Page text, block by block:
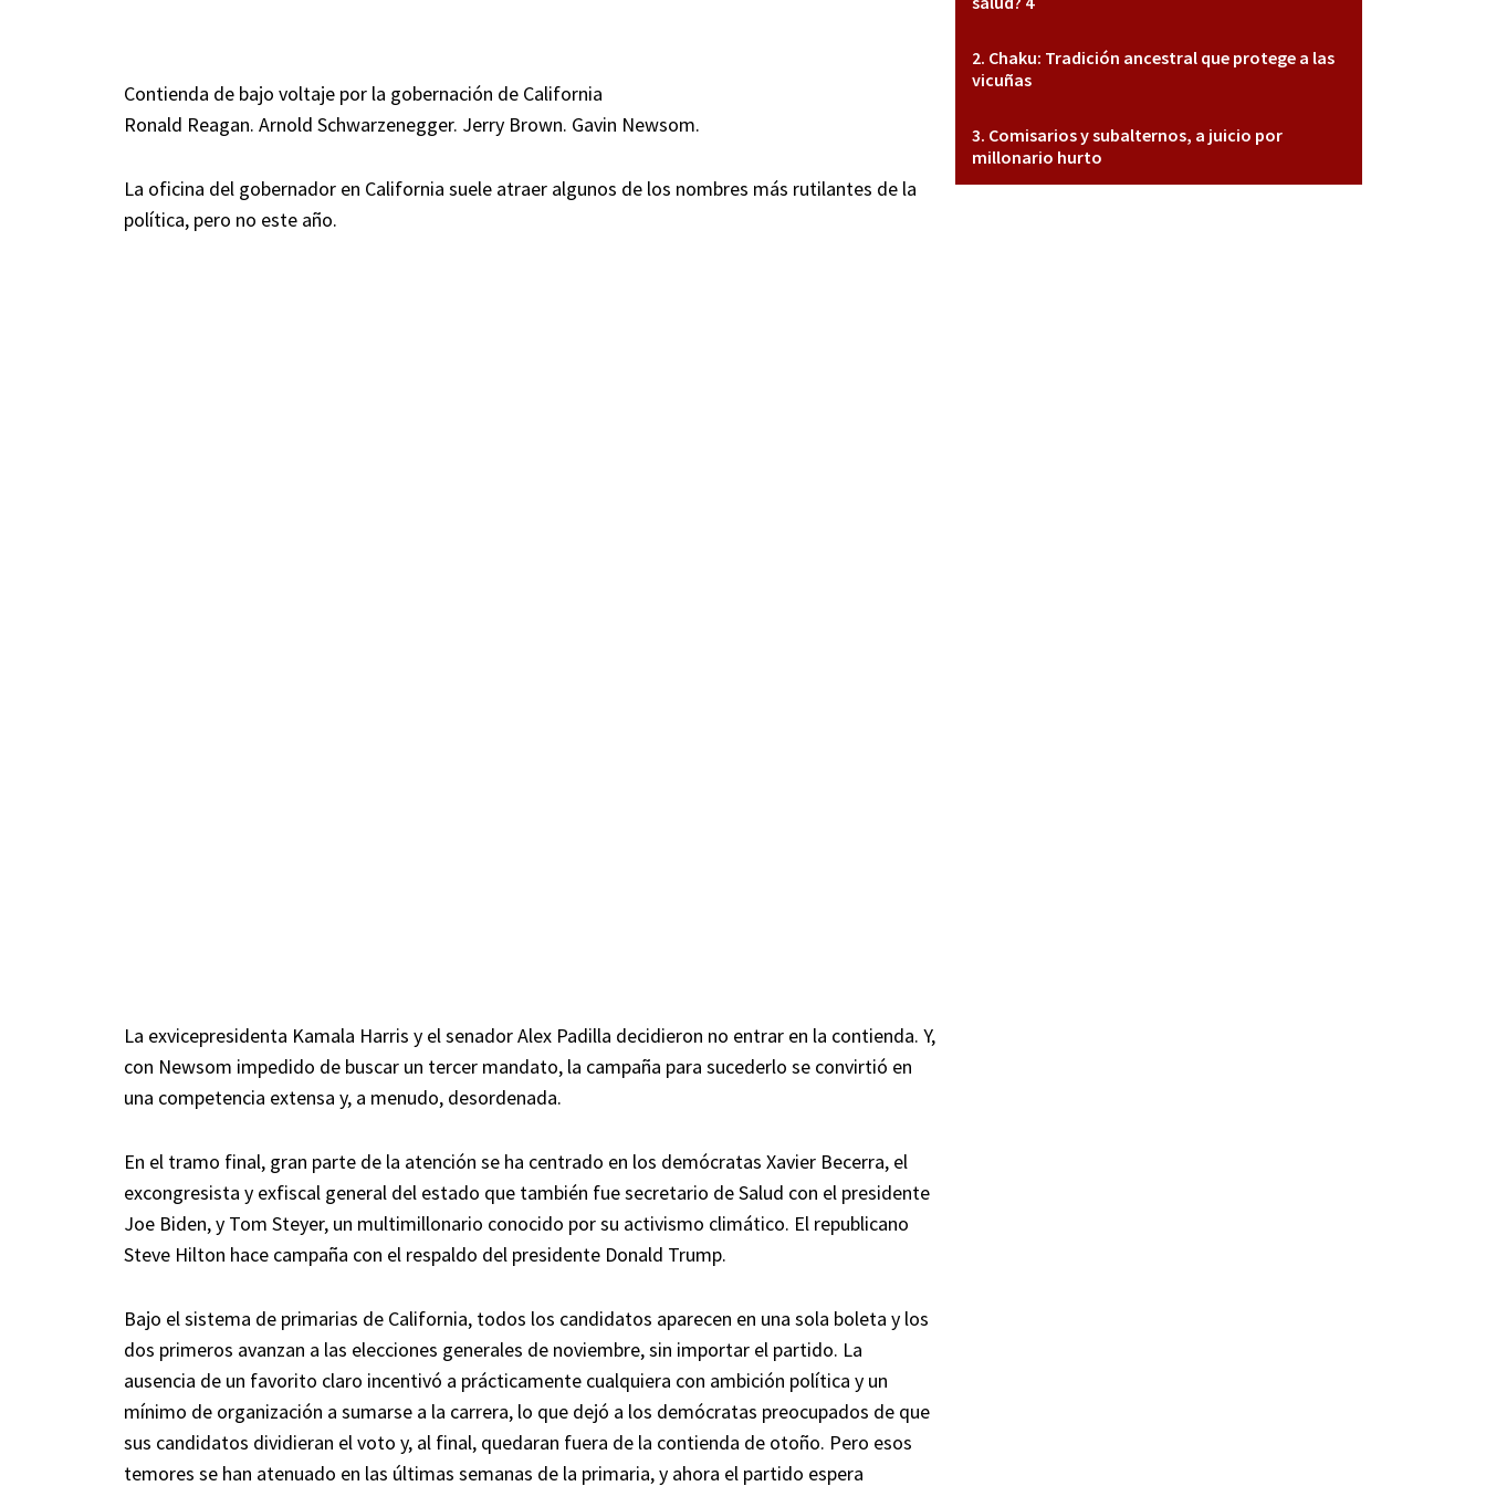
Contienda de bajo voltaje por la gobernación de California
Ronald Reagan. Arnold Schwarzenegger. Jerry Brown. Gavin Newsom.
La oficina del gobernador en California suele atraer algunos de los nombres más rutilantes de la
política, pero no este año.
La exvicepresidenta Kamala Harris y el senador Alex Padilla decidieron no entrar en la contienda. Y,
con Newsom impedido de buscar un tercer mandato, la campaña para sucederlo se convirtió en
una competencia extensa y, a menudo, desordenada.
En el tramo final, gran parte de la atención se ha centrado en los demócratas Xavier Becerra, el
excongresista y exfiscal general del estado que también fue secretario de Salud con el presidente
Joe Biden, y Tom Steyer, un multimillonario conocido por su activismo climático. El republicano
Steve Hilton hace campaña con el respaldo del presidente Donald Trump.
Bajo el sistema de primarias de California, todos los candidatos aparecen en una sola boleta y los
dos primeros avanzan a las elecciones generales de noviembre, sin importar el partido. La
ausencia de un favorito claro incentivó a prácticamente cualquiera con ambición política y un
mínimo de organización a sumarse a la carrera, lo que dejó a los demócratas preocupados de que
sus candidatos dividieran el voto y, al final, quedaran fuera de la contienda de otoño. Pero esos
temores se han atenuado en las últimas semanas de la primaria, y ahora el partido espera
Chaku: Tradición ancestral que protege a las
vicuñas
Comisarios y subalternos, a juicio por
millonario hurto